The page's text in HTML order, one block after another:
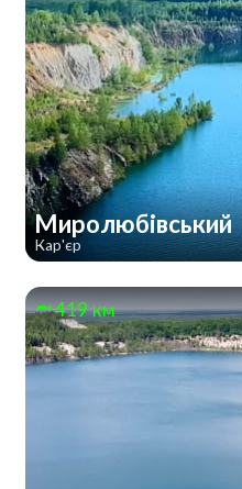
Миролюбівський
Кар'єр
419 км